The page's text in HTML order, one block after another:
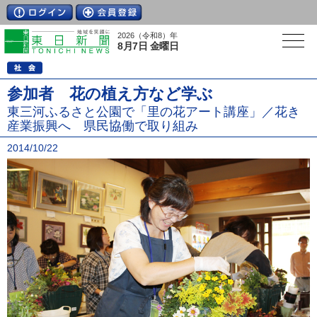
2026（令和8）年
8月7日 金曜日
参加者 花の植え方など学ぶ
東三河ふるさと公園で「里の花アート講座」／花き
産業振興へ 県民協働で取り組み
2014/10/22